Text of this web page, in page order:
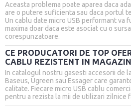
Aceasta problema poate aparea daca
are o putere suficienta sau daca portul
Un cablu date micro USB performant va
maxima doar daca este asociat cu o
corespunzatoare.
CE PRODUCATORI DE TOP
CABLU REZISTENT IN
In catalogul nostru gasesti accesorii de
Baseus, Ugreen sau Essager care
calitate. Fiecare micro USB cablu
pentru a rezista la mii de utilizari zilnice